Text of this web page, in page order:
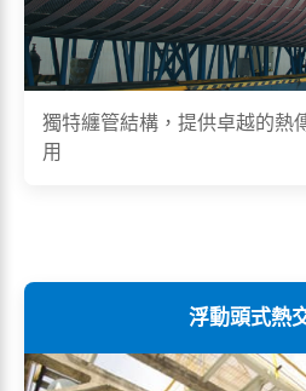
獨特纏管結構，提供卓越的熱
用
浮動頭式熱